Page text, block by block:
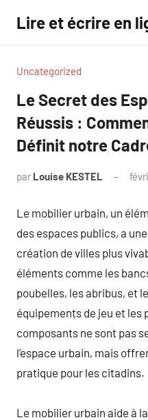
contenu
Lire et écrire en
Uncategorized
Le Secret des
Réussis :
Définit notre
par Louise KESTEL
Le mobilier urbain, un
des espaces publics, a
création de villes plus
éléments comme les
poubelles, les abribus, et
équipements de jeu et les
composants ne sont pas
l’espace urbain, mais
pratique pour les citadins.
Le mobilier urbain aide à